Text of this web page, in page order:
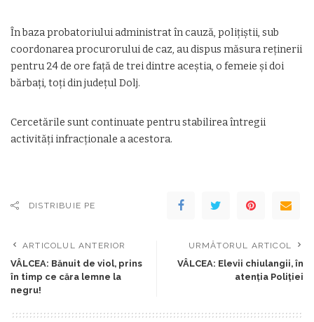
În baza probatoriului administrat în cauză, poliţiştii, sub
coordonarea procurorului de caz, au dispus măsura reţinerii
pentru 24 de ore faţă de trei dintre aceştia, o femeie şi doi
bărbaţi, toţi din judeţul Dolj.
Cercetările sunt continuate pentru stabilirea întregii
activităţi infracţionale a acestora.
DISTRIBUIE PE
ARTICOLUL ANTERIOR
VÂLCEA: Bănuit de viol, prins
în timp ce căra lemne la
negru!
URMĂTORUL ARTICOL
VÂLCEA: Elevii chiulangii, în
atenţia Poliţiei